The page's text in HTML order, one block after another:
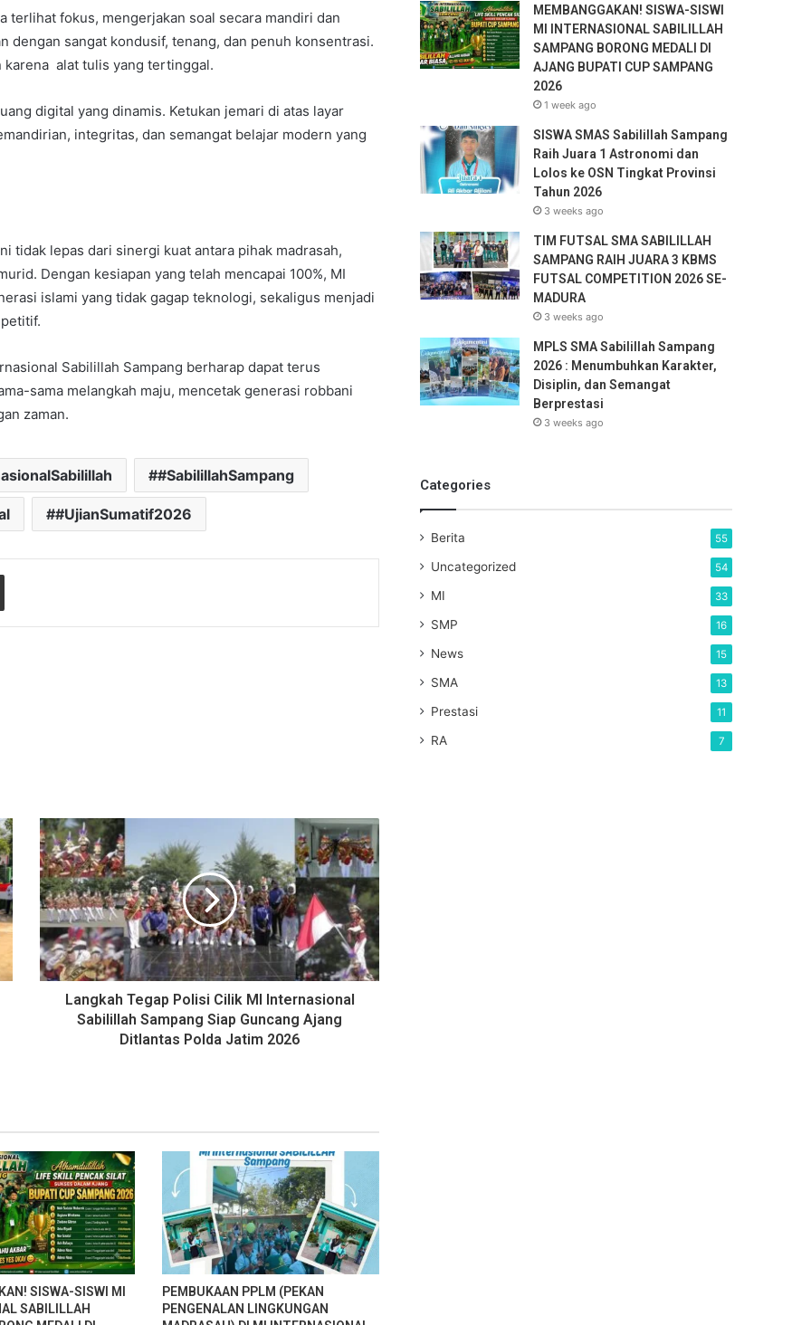
terlihat fokus, mengerjakan soal secara mandiri dan
dengan sangat kondusif, tenang, dan penuh konsentrasi.
karena alat tulis yang tertinggal.
digital yang dinamis. Ketukan jemari di atas layar
integritas, dan semangat belajar modern yang
tidak lepas dari sinergi kuat antara pihak madrasah,
Dengan kesiapan yang telah mencapai 100%, MI
islami yang tidak gagap teknologi, sekaligus menjadi
Sabilillah Sampang berharap dapat terus
sama melangkah maju, mencetak generasi robbani
zaman.
#SabilillahSampang
#UjianSumatif2026
Langkah Tegap Polisi Cilik MI Internasional
Sabilillah Sampang Siap Guncang Ajang
Ditlantas Polda Jatim 2026
SISWA-SISWI MI
SABILILLAH
PEMBUKAAN PPLM (PEKAN
PENGENALAN LINGKUNGAN
r
e
s
s
MEMBANGGAKAN! SISWA-SISWI
MI INTERNASIONAL SABILILLAH
SAMPANG BORONG MEDALI DI
AJANG BUPATI CUP SAMPANG
2026
1 week ago
SISWA SMAS Sabilillah Sampang
Raih Juara 1 Astronomi dan
Lolos ke OSN Tingkat Provinsi
Tahun 2026
3 weeks ago
TIM FUTSAL SMA SABILILLAH
SAMPANG RAIH JUARA 3 KBMS
FUTSAL COMPETITION 2026 SE-
MADURA
3 weeks ago
MPLS SMA Sabilillah Sampang
2026 : Menumbuhkan Karakter,
Disiplin, dan Semangat
Berprestasi
3 weeks ago
Categories
Berita 55
Uncategorized 54
MI 33
SMP 16
News 15
SMA 13
Prestasi 11
RA 7